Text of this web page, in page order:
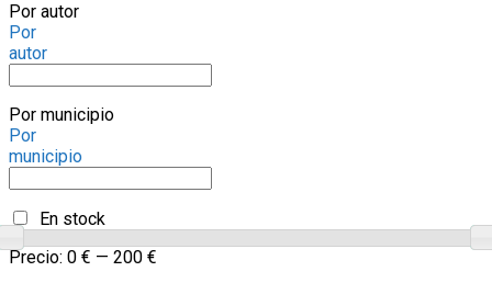
Por autor
Por
autor
Por municipio
Por
municipio
En stock
Precio: 0 € — 200 €